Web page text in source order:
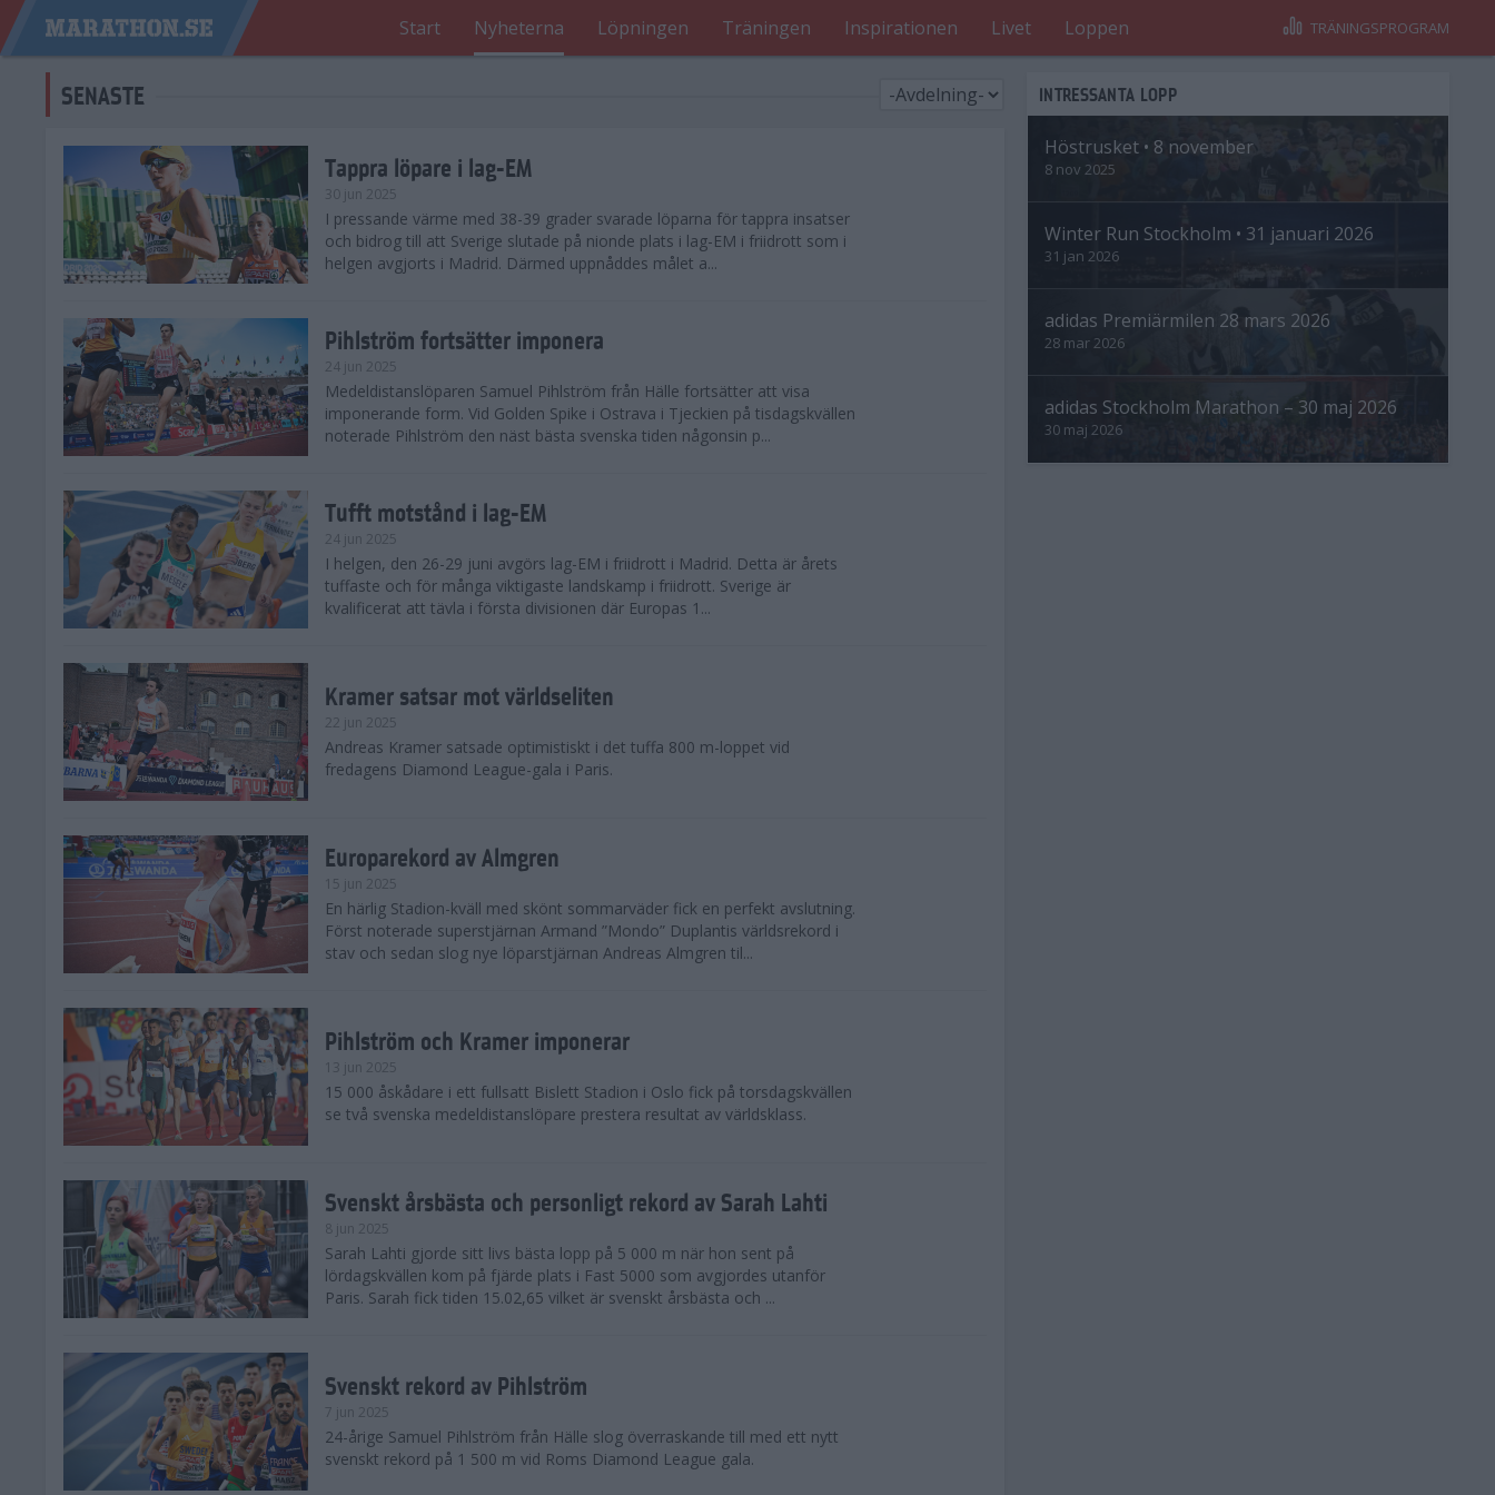
Start Nyheterna Löpningen Träningen Inspirationen Livet Loppen TRÄNINGSPROGRAM
SENASTE
Tappra löpare i lag-EM
30 jun 2025
I pressande värme med 38-39 grader svarade löparna för tappra insatser
och bidrog till att Sverige slutade på nionde plats i lag-EM i friidrott som i
helgen avgjorts i Madrid. Därmed uppnåddes målet a...
Pihlström fortsätter imponera
24 jun 2025
Medeldistanslöparen Samuel Pihlström från Hälle fortsätter att visa
imponerande form. Vid Golden Spike i Ostrava i Tjeckien på tisdagskvällen
noterade Pihlström den näst bästa svenska tiden någonsin p...
Tufft motstånd i lag-EM
24 jun 2025
I helgen, den 26-29 juni avgörs lag-EM i friidrott i Madrid. Detta är årets
tuffaste och för många viktigaste landskamp i friidrott. Sverige är
kvalificerat att tävla i första divisionen där Europas 1...
Kramer satsar mot världseliten
22 jun 2025
Andreas Kramer satsade optimistiskt i det tuffa 800 m-loppet vid
fredagens Diamond League-gala i Paris.
Europarekord av Almgren
15 jun 2025
En härlig Stadion-kväll med skönt sommarväder fick en perfekt avslutning.
Först noterade superstjärnan Armand ”Mondo” Duplantis världsrekord i
stav och sedan slog nye löparstjärnan Andreas Almgren til...
Pihlström och Kramer imponerar
13 jun 2025
15 000 åskådare i ett fullsatt Bislett Stadion i Oslo fick på torsdagskvällen
se två svenska medeldistanslöpare prestera resultat av världsklass.
Svenskt årsbästa och personligt rekord av Sarah Lahti
8 jun 2025
Sarah Lahti gjorde sitt livs bästa lopp på 5 000 m när hon sent på
lördagskvällen kom på fjärde plats i Fast 5000 som avgjordes utanför
Paris. Sarah fick tiden 15.02,65 vilket är svenskt årsbästa och ...
Svenskt rekord av Pihlström
7 jun 2025
24-årige Samuel Pihlström från Hälle slog överraskande till med ett nytt
svenskt rekord på 1 500 m vid Roms Diamond League gala.
INTRESSANTA LOPP
Höstrusket • 8 november
8 nov 2025
Winter Run Stockholm • 31 januari 2026
31 jan 2026
adidas Premiärmilen 28 mars 2026
28 mar 2026
adidas Stockholm Marathon – 30 maj 2026
30 maj 2026